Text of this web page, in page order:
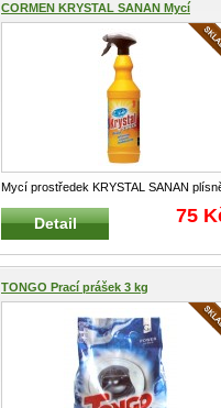
CORMEN KRYSTAL SANAN Mycí
pros...
Mycí prostředek KRYSTAL SANAN
1L Obsahuje aktivní chlor, který
...
Detail 75
TONGO Prací prášek 3 kg